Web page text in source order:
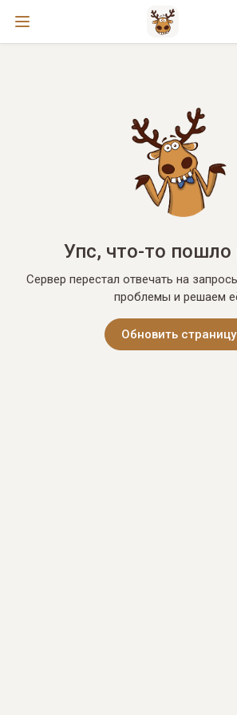
Упс, что-то пошло
Сервер перестал отвечать на
проблемы и решаем
Обновить страницу